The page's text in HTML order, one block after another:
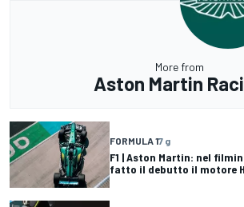
More from
Aston Martin
FORMULA 17 g
F1 | Aston Martin: nel
fatto il debutto il motore